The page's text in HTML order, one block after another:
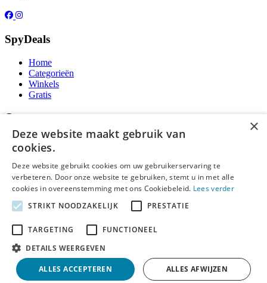
SpyDeals
Home
Categorieën
Winkels
Gratis
Over ons
Over ons
Contact
Publicatieregels
Legal
Privacy
Algemene Voorwaarden
Notice and Takedown
Copyright ©SpyDeals 2026. Alle rechten voorbehouden.
×
Deze website maakt gebruik van
cookies.
Deze website gebruikt cookies om uw gebruikerservaring te
verbeteren. Door onze website te gebruiken, stemt u in met alle
cookies in overeenstemming met ons Cookiebeleid. Lees verder
STRIKT NOODZAKELIJK
PRESTATIE
TARGETING
FUNCTIONEEL
DETAILS WEERGEVEN
ALLES ACCEPTEREN ALLES AFWIJZEN